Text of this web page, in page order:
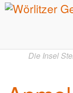
Die Insel